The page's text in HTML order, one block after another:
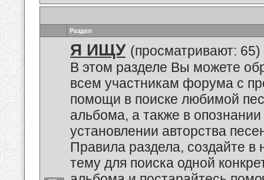
Раздел
Я ИЩУ (просматривают: 65)
В этом разделе Вы можете
всем участникам форума с
помощи в поиске любимой
альбома, а также в опознании
установлении авторства
Правила раздела, создайте в
тему для поиска одной